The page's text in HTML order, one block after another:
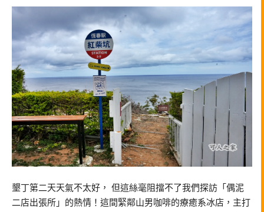
墾丁第二天天氣不太好， 但這絲毫阻擋不了我們探訪「偶泥
二店出張所」的熱情！這間緊鄰山男咖啡的療癒系冰店，主打